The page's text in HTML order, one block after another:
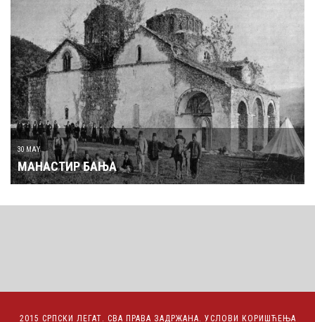
30 MAY
МАНАСТИР БАЊА
2015 СРПСКИ ЛЕГАТ. СВА ПРАВА ЗАДРЖАНА. УСЛОВИ КОРИШЋЕЊА